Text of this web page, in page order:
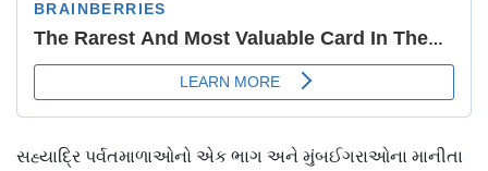
સહ્યાદ્રિ પર્વતમાળાઓનો એક ભાગ અને મુંબઈગરાઓના માનીતા